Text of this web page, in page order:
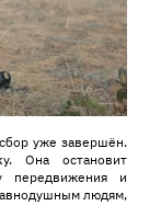
уже завершён.
Она остановит
передвижения и
людям,